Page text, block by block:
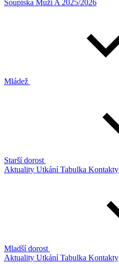
Soupiska Muži A 2025/2026
Mládež
Starší dorost
Aktuality UtkáníTabulka Kontakty
Mladší dorost
Aktuality UtkáníTabulka Kontakty